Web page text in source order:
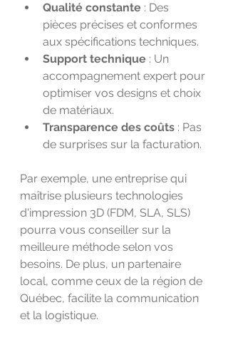
Qualité constante : Des
pièces précises et conformes
aux spécifications techniques.
Support technique : Un
accompagnement expert pour
optimiser vos designs et choix
de matériaux.
Transparence des coûts : Pas
de surprises sur la facturation.
Par exemple, une entreprise qui
maîtrise plusieurs technologies
d'impression 3D (FDM, SLA, SLS)
pourra vous conseiller sur la
meilleure méthode selon vos
besoins. De plus, un partenaire
local, comme ceux de la région de
Québec, facilite la communication
et la logistique.